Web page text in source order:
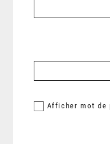
Afficher mot de